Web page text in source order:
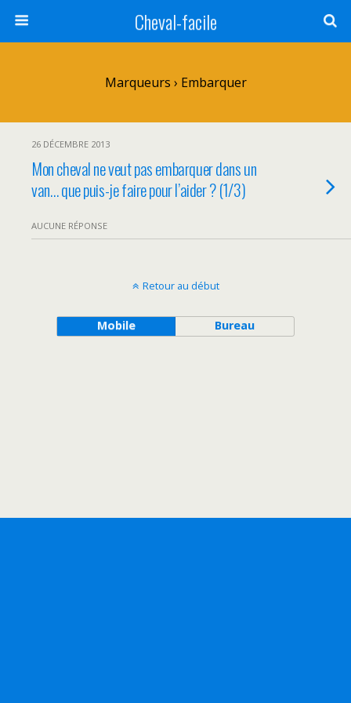
Cheval-facile
Marqueurs › Embarquer
26 DÉCEMBRE 2013
Mon cheval ne veut pas embarquer dans un
van… que puis-je faire pour l’aider ? (1/3)
AUCUNE RÉPONSE
Retour au début
Mobile Bureau